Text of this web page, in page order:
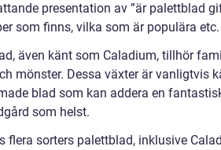
presentation av ”är palettblad
som finns, vilka som är populära etc.
även känt som Caladium, tillhör
mönster. Dessa växter är vanligtvis
blad som kan addera en
som helst.
flera sorters palettblad, inklusive